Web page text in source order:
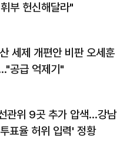
부 헌신해달라"
세제 개편안 비판 오세훈
공급 억제기"
관위 9곳 추가 압색…강남
표율 허위 입력' 정황